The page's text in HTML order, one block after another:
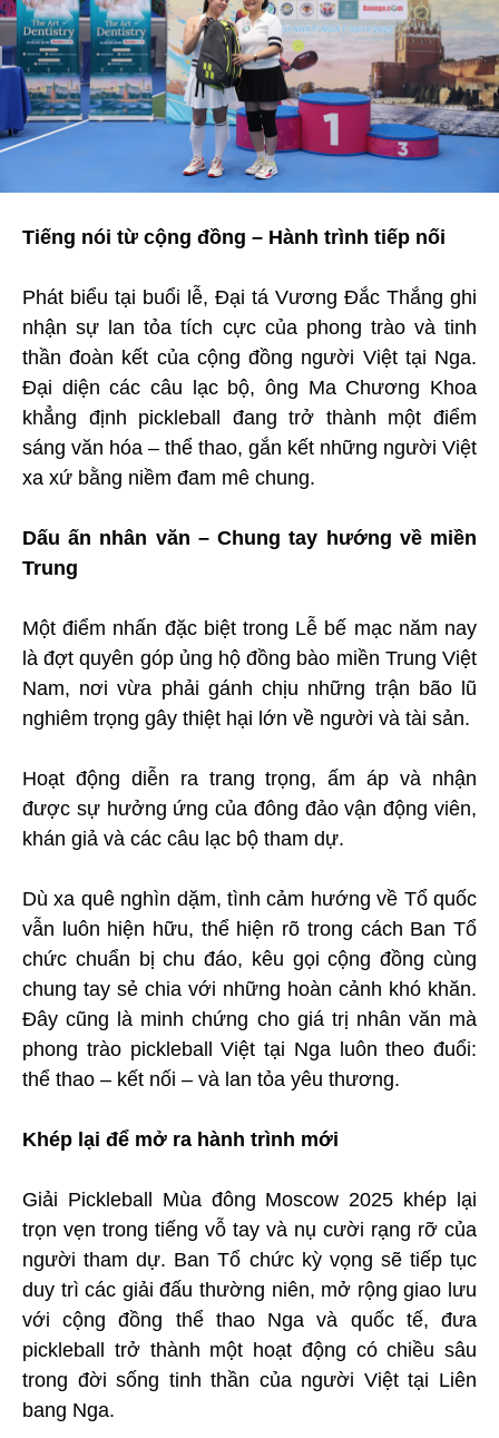
Tiếng nói từ cộng đồng – Hành trình tiếp nối
Phát biểu tại buổi lễ, Đại tá Vương Đắc Thắng ghi
nhận sự lan tỏa tích cực của phong trào và tinh
thần đoàn kết của cộng đồng người Việt tại Nga.
Đại diện các câu lạc bộ, ông Ma Chương Khoa
khẳng định pickleball đang trở thành một điểm
sáng văn hóa – thể thao, gắn kết những người Việt
xa xứ bằng niềm đam mê chung.
Dấu ấn nhân văn – Chung tay hướng về miền
Trung
Một điểm nhấn đặc biệt trong Lễ bế mạc năm nay
là đợt quyên góp ủng hộ đồng bào miền Trung Việt
Nam, nơi vừa phải gánh chịu những trận bão lũ
nghiêm trọng gây thiệt hại lớn về người và tài sản.
Hoạt động diễn ra trang trọng, ấm áp và nhận
được sự hưởng ứng của đông đảo vận động viên,
khán giả và các câu lạc bộ tham dự.
Dù xa quê nghìn dặm, tình cảm hướng về Tổ quốc
vẫn luôn hiện hữu, thể hiện rõ trong cách Ban Tổ
chức chuẩn bị chu đáo, kêu gọi cộng đồng cùng
chung tay sẻ chia với những hoàn cảnh khó khăn.
Đây cũng là minh chứng cho giá trị nhân văn mà
phong trào pickleball Việt tại Nga luôn theo đuổi:
thể thao – kết nối – và lan tỏa yêu thương.
Khép lại để mở ra hành trình mới
Giải Pickleball Mùa đông Moscow 2025 khép lại
trọn vẹn trong tiếng vỗ tay và nụ cười rạng rỡ của
người tham dự. Ban Tổ chức kỳ vọng sẽ tiếp tục
duy trì các giải đấu thường niên, mở rộng giao lưu
với cộng đồng thể thao Nga và quốc tế, đưa
pickleball trở thành một hoạt động có chiều sâu
trong đời sống tinh thần của người Việt tại Liên
bang Nga.